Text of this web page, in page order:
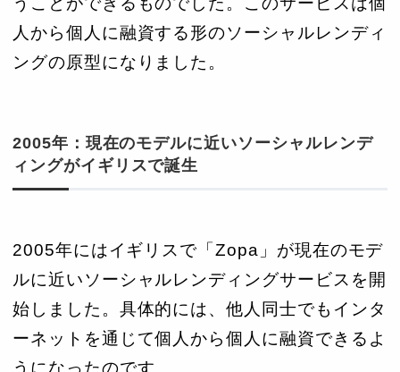
人から個人に融資する形のソーシャルレンディ
ングの原型になりました。
2005年：現在のモデルに近いソーシャルレンデ
ィングがイギリスで誕生
2005年にはイギリスで「Zopa」が現在のモデ
ルに近いソーシャルレンディングサービスを開
始しました。具体的には、他人同士でもインタ
ーネットを通じて個人から個人に融資できるよ
うになったのです。